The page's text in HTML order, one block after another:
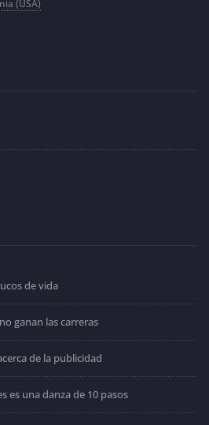
(USA)
de vida
ganan las carreras
de la publicidad
es una danza de 10 pasos